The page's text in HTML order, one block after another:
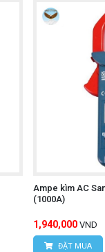
Ampe kìm AC
(1000A)
1,940,000 VND
ĐẶT MUA